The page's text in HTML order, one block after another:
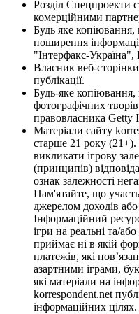
Розділ Спецпроекти
комерційними
Будь яке копіювання,
поширення
"Інтерфакс-Україна",
Власник веб-
публікації.
Будь-яке копіювання,
фотографічних творів
правовласника Getty
Матеріали сайту
старше 21 року (21+).
викликати ігрову
(принципів)
ознак залежності
Пам'ятайте, що
джерелом доходів
Інформаційний
ігри на реальні та/
приймає ні в якій
платежів, які
азартними іграми,
які матеріали на
korrespondent.net
інформаційних цілях.